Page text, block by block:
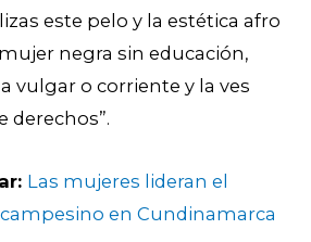
este pelo y la estética afro
negra sin educación,
vulgar o corriente y la ves
derechos”.
Las mujeres lideran el
en Cundinamarca